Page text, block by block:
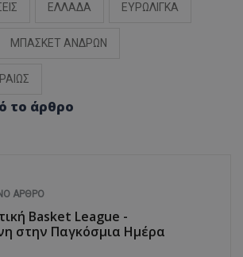
ΕΛΛΑΔΑ ΕΥΡΩΛΙΓΚΑ
ΜΠΑΣΚΕΤ ΑΝΔΡΩΝ
το άρθρο
ΆΡΘΡΟ
Basket League -
στην Παγκόσμια Ημέρα